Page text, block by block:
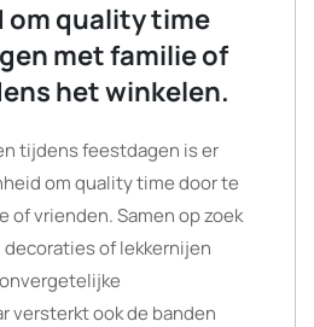
om quality time
met familie of
het winkelen.
tijdens feestdagen is er
om quality time door te
of vrienden. Samen op zoek
decoraties of lekkernijen
versterkt ook de banden